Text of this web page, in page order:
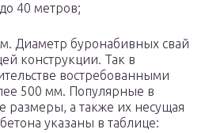
40 метров;
Диаметр буронабивных свай
конструкции. Так в
востребованными
500 мм. Популярные в
размеры, а также их несущая
указаны в таблице: